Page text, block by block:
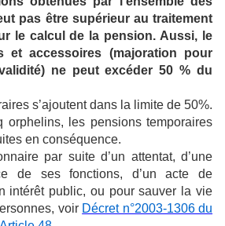
pas être supérieur au traitement
le calcul de la pension. Aussi, le
et accessoires (majoration pour
ne peut excéder 50 % du
s’ajoutent dans la limite de 50%.
orphelins, les pensions temporaires
en conséquence.
par suite d’un attentat, d’une
de ses fonctions, d’un acte de
intérêt public, ou pour sauver la vie
voir Décret n°2003-1306 du